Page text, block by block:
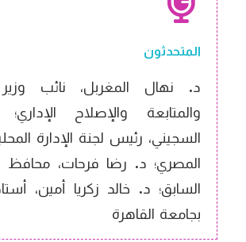
المتحدثون
د. نهال المغربل، نائب
والمتابعة والإصلاح
السجيني، رئيس لجنة الإدارة
المصري؛ د. رضا فرحات، محافظ
السابق؛ د. خالد زكريا أمين،
بجامعة القاهرة